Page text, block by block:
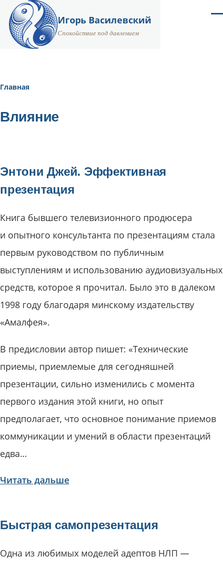
Перейти к основному содержанию
Игорь Василевский
Спокойствие под давлением
Строка
Главная
Влияние
Энтони Джей. Эффективная
презентация
Книга бывшего телевизионного продюсера
и опытного консультанта по презентациям стала
первым руководством по публичным
выступлениям и использованию аудиовизуальных
средств, которое я прочитал. Было это в далеком
1998 году благодаря минскому издательству
«Амалфея».
В предисловии автор пишет: «Технические
приемы, приемлемые для сегодняшней
презентации, сильно изменились с момента
первого издания этой книги, но опыт
предполагает, что основное понимание приемов
коммуникации и умений в области презентаций
едва…
Читать дальше
Быстрая самопрезентация
Одна из любимых моделей адептов НЛП —